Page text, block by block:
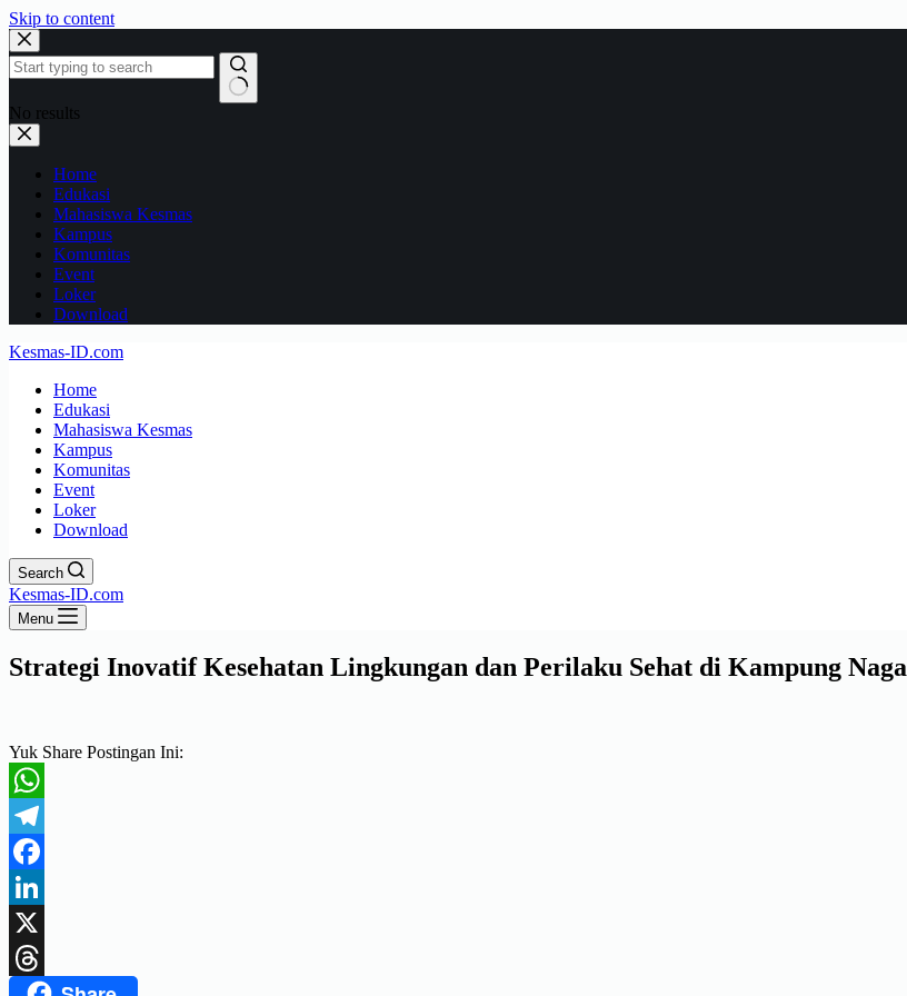
Skip to content
No results
Home
Edukasi
Mahasiswa Kesmas
Kampus
Komunitas
Event
Loker
Download
Kesmas-ID.com
Home
Edukasi
Mahasiswa Kesmas
Kampus
Komunitas
Event
Loker
Download
Search
Kesmas-ID.com
Menu
Strategi Inovatif Kesehatan Lingkungan dan Perilaku Sehat di Kampung Naga
Yuk Share Postingan Ini:
WhatsApp
Telegram
Facebook
LinkedIn
X